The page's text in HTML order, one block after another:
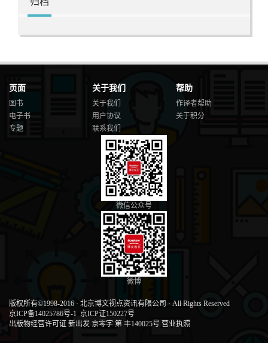
页面
图书
电子书
专题
关于我们
关于我们
用户协议
联系我们
帮助
作译者帮助
关于积分
微信公众号
微博
版权所有©1998-2016 · 北京博文视点资讯有限公司 · All Rights Reserved
京ICP备14025786号-1 京ICP证150227号
出版物经营许可证 新出发 京零字 第 丰140025号 营业执照